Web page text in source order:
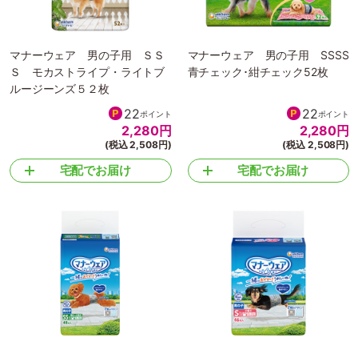
マナーウェア 男の子用 ＳＳ
Ｓ モカストライプ・ライトブ
ルージーンズ５２枚
22ポイント
2,280円
(税込 2,508円)
宅配でお届け
マナーウェア 男の子用 SSSS
青チェック･紺チェック52枚
22ポイント
2,280円
(税込 2,508円)
宅配でお届け